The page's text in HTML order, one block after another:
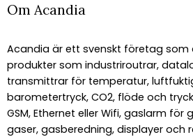
Om Acandia
Acandia är ett svenskt företag som
produkter som industriroutrar,
transmittrar för temperatur,
barometertryck, CO2, flöde och
GSM, Ethernet eller Wifi, gaslarm
gaser, gasberedning, displayer och